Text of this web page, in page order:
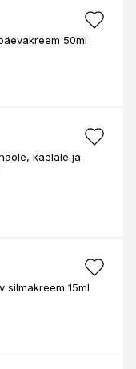
50ml
kaelale ja
silmakreem 15ml